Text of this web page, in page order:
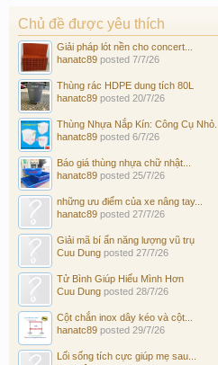
Chủ đề được yêu thích
Giải pháp lót nền cho concert...
hanatc89 posted 7/7/26
Thùng rác HDPE dung tích 80L
hanatc89 posted 20/7/26
Thùng Nhựa Nắp Kín: Công Cụ Nhỏ...
hanatc89 posted 6/7/26
Báo giá thùng nhựa chữ nhật...
hanatc89 posted 25/7/26
những ưu điểm của xe nâng tay...
hanatc89 posted 27/7/26
Giải mã bí ẩn năng lượng vũ trụ
Cuu Dung posted 27/7/26
Tử Bình Giúp Hiểu Mình Hơn
Cuu Dung posted 28/7/26
Cột chắn inox dây kéo và cột...
hanatc89 posted 29/7/26
Lối sống tích cực giúp mẹ sau...